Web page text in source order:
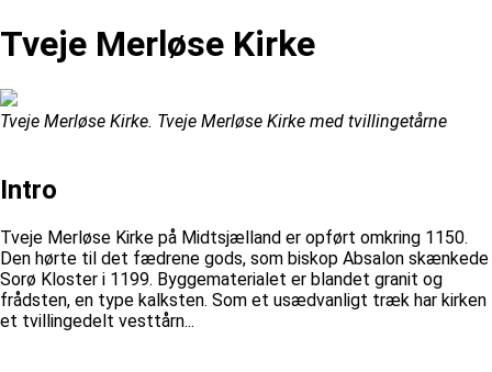
Tveje Merløse Kirke
Tveje Merløse Kirke. Tveje Merløse Kirke med tvillingetårne
Intro
Tveje Merløse Kirke på Midtsjælland er opført omkring 1150.
Den hørte til det fædrene gods, som biskop Absalon skænkede
Sorø Kloster i 1199. Byggematerialet er blandet granit og
frådsten, en type kalksten. Som et usædvanligt træk har kirken
et tvillingedelt vesttårn...